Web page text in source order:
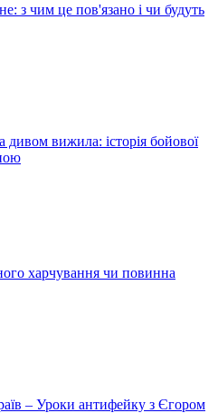
з чим це пов'язано і чи будуть
дивом вижила: історія бойової
харчування чи повинна
– Уроки антифейку з Єгором